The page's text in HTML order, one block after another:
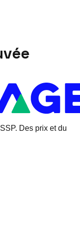
Des prix et du